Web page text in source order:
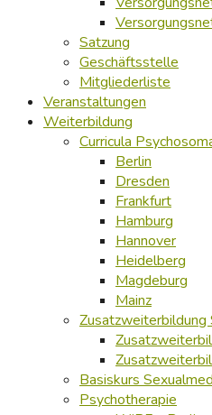
Satzung
Geschäftsstelle
Mitgliederliste
Veranstaltungen
Weiterbildung
Curricula
Berlin
Dresden
Frankfurt
Hamburg
Hannover
Heidelberg
Magdeburg
Mainz
Zusatzweiterbildung
Basiskurs
Psychotherapie